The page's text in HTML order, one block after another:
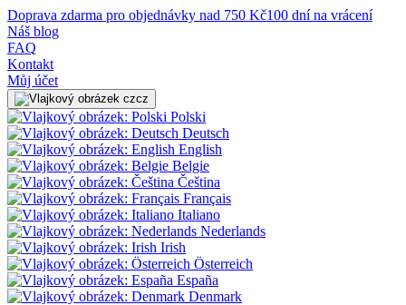
Doprava zdarma pro objednávky nad 750 Kč100 dní na vrácení
Náš blog
FAQ
Kontakt
Můj účet
cz
Polski
Deutsch
English
Belgie
Čeština
Français
Italiano
Nederlands
Irish
Österreich
España
Denmark